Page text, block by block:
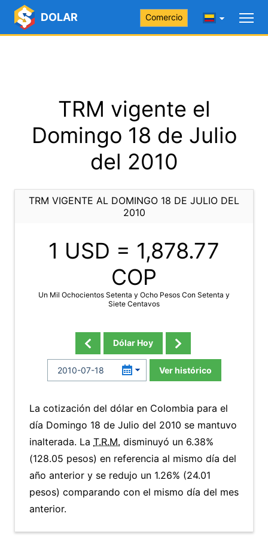
DOLAR Comercio
TRM vigente el
Domingo 18 de Julio
del 2010
TRM VIGENTE AL DOMINGO 18 DE JULIO DEL
2010
1 USD = 1,878.77
COP
Un Mil Ochocientos Setenta y Ocho Pesos Con Setenta y
Siete Centavos
Dólar Hoy
Ver histórico
La cotización del dólar en Colombia para el
día Domingo 18 de Julio del 2010 se mantuvo
inalterada. La T.R.M. disminuyó un 6.38%
(128.05 pesos) en referencia al mismo día del
año anterior y se redujo un 1.26% (24.01
pesos) comparando con el mismo día del mes
anterior.